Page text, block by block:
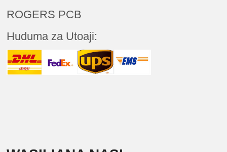
ROGERS PCB
Huduma za Utoaji: